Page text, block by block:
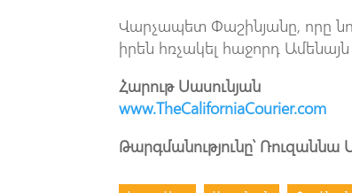
Վարչապետ Փաշինյանը, որը
իրեն հռչակել հաջորդ
Հարութ Սասունյան
www.TheCaliforniaCourier.com
Թարգմանությունը՝ Ռուզաննա